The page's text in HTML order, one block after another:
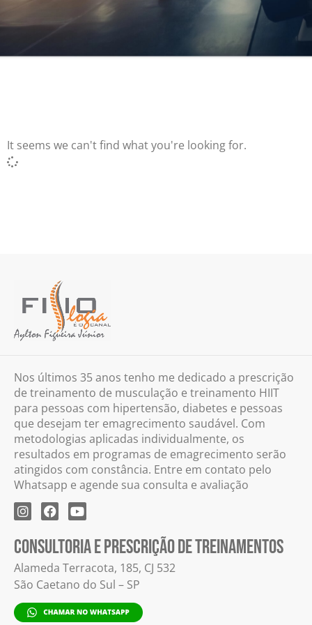
It seems we can't find what you're looking for.
Nos últimos 35 anos tenho me dedicado a prescrição
de treinamento de musculação e treinamento HIIT
para pessoas com hipertensão, diabetes e pessoas
que desejam ter emagrecimento saudável. Com
metodologias aplicadas individualmente, os
resultados em programas de emagrecimento serão
atingidos com constância. Entre em contato pelo
Whatsapp e agende sua consulta e avaliação
CONSULTORIA E PRESCRIÇÃO DE TREINAMENTOS
Alameda Terracota, 185, CJ 532
São Caetano do Sul – SP